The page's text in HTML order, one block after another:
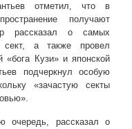
отметил, что в
получают
рассказал о самых
сект, а также провел
Кузи» и японской
подчеркнул особую
«зачастую секты
очередь, рассказал о